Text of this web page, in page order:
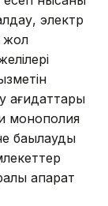
электр
жол
қағидаттары
монополия
бақылауды
ақпарат